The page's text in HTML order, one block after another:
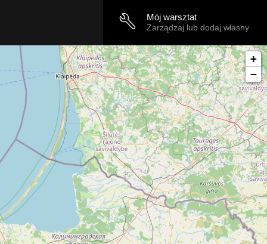
Mój warsztat
Zarządzaj lub dodaj własny
+
−